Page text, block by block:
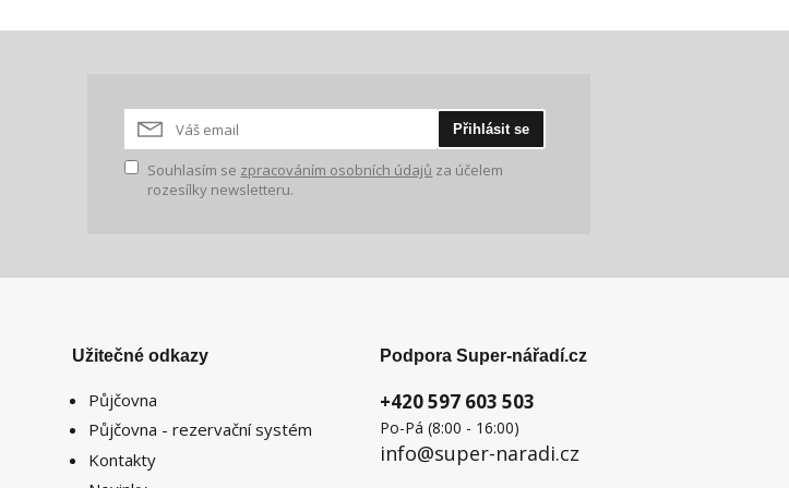
Přihlásit se
Souhlasím se zpracováním osobních údajů za účelem
rozesílky newsletteru.
Užitečné odkazy
Půjčovna
Půjčovna - rezervační systém
Kontakty
Podpora Super-nářadí.cz
+420 597 603 503
Po-Pá (8:00 - 16:00)
info@super-naradi.cz